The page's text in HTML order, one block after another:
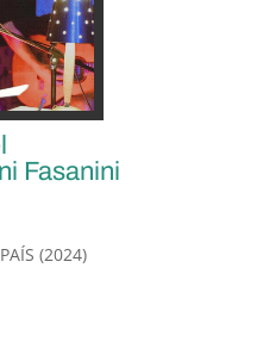
Fasanini
(2024)